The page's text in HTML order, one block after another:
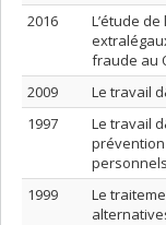
2016
L’étude
fraude au
2009
Le travail
1997
Le travail
1999
Le